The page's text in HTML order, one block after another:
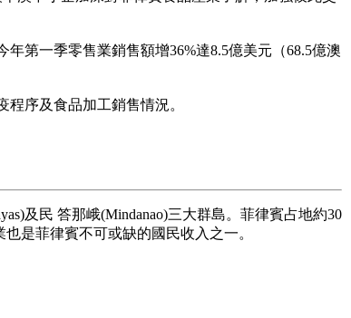
第一季零售業銷售額增36%達8.5億美元（68.5億澳
序及食品加工銷售情況。
及民 答那峨(Mindanao)三大群島。菲律賓占地約30
是菲律賓不可或缺的國民收入之一。